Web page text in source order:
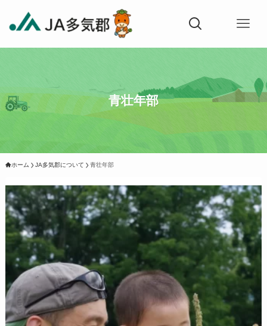
青壮年部
ホーム JA多気郡について 青壮年部